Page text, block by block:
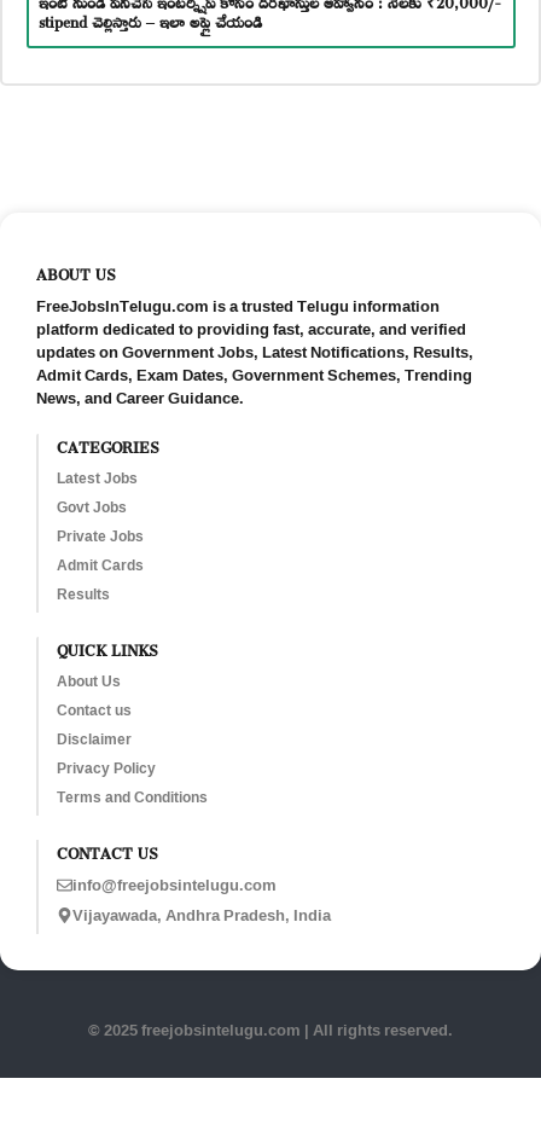
stipend చెల్లిస్తారు – ఇలా అప్లై చేయండి
ABOUT US
FreeJobsInTelugu.com is a trusted Telugu information
platform dedicated to providing fast, accurate, and verified
updates on Government Jobs, Latest Notifications, Results,
Admit Cards, Exam Dates, Government Schemes, Trending
News, and Career Guidance.
CATEGORIES
Latest Jobs
Govt Jobs
Private Jobs
Admit Cards
Results
QUICK LINKS
About Us
Contact us
Disclaimer
Privacy Policy
Terms and Conditions
CONTACT US
info@freejobsintelugu.com
Vijayawada, Andhra Pradesh, India
© 2025 freejobsintelugu.com | All rights reserved.